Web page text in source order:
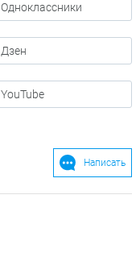
Одноклассники
Дзен
YouTube
Написать